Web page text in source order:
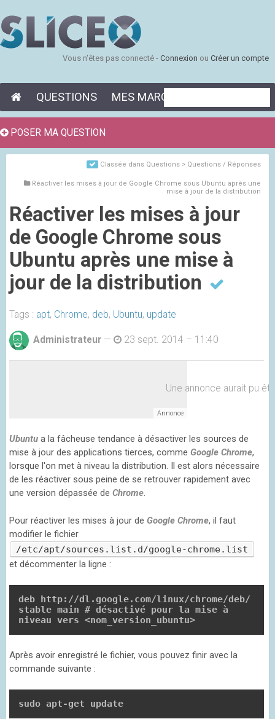
Vous n'êtes pas connecté - Connexion ou Créer un compte
QUESTIONS MES MARQUE-PAGES
Classée dans Questions > Questions / Réponses
Réactiver les mises à jour de Google Chrome sous Ubuntu après une
mise à jour de la distribution
Réactiver les mises à jour
de Google Chrome sous
Ubuntu après une mise à
jour de la distribution
Tags : apt, Chrome, deb, Ubuntu, update
Administrateur — 23 sept. 2014 – 11:40
Une annonce aurait pu
Ubuntu a la fâcheuse tendance à désactiver les sources de
mise à jour des applications tierces, comme Google Chrome,
lorsque l'on met à niveau la distribution. Il est alors nécessaire
de les réactiver sous peine de se retrouver rapidement avec
une version dépassée de Chrome.
Pour réactiver les mises à jour de Google Chrome, il faut
modifier le fichier
/etc/apt/sources.list.d/google-chrome.list
et décommenter la ligne :
deb http://dl.google.com/linux/chrome/deb/
stable main # désactivé pour la mise à
niveau vers <nom_version_ubuntu>
Après avoir enregistré le fichier, vous pouvez finir avec la
commande suivante :
sudo apt-get update
POSER MA QUESTION